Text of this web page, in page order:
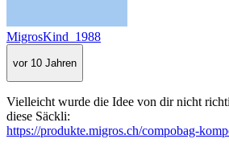
MigrosKind_1988
vor 10 Jahren
Vielleicht wurde die Idee von dir nicht
diese Säckli:
https://produkte.migros.ch/compobag-